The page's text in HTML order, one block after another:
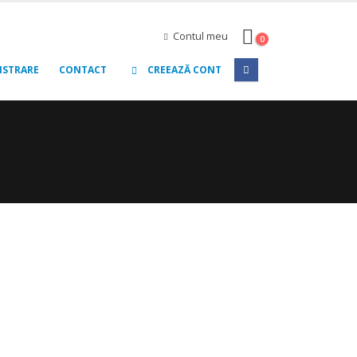
Contul meu 0
CONTACT CREEAZĂ CONT